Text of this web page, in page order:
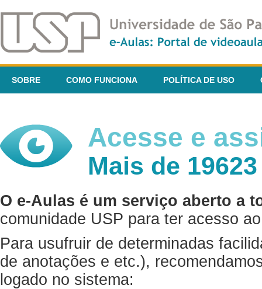
SOBRE COMO FUNCIONA POLÍTICA DE USO
Acesse e
Mais de
O e-Aulas é um serviço aberto a
comunidade USP para ter acesso
Para usufruir de determinadas
de anotações e etc.),
logado no sistema: